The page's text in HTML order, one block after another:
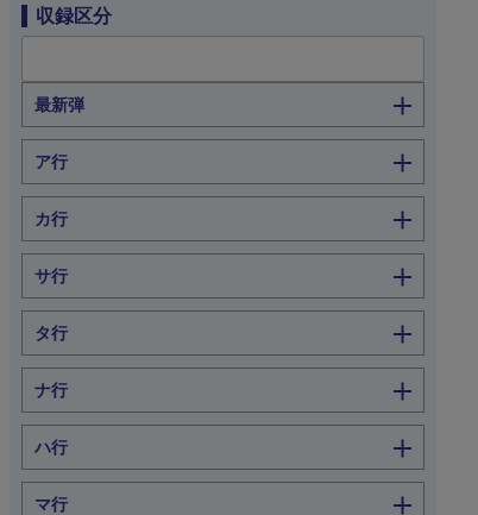
収録区分
最新弾
ア行
カ行
サ行
タ行
ナ行
ハ行
マ行